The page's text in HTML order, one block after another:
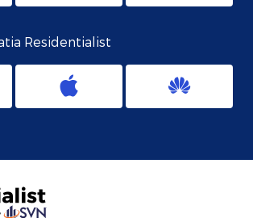
Residentialist